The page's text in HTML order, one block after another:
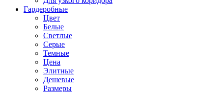
Гардеробные
Цвет
Белые
Светлые
Серые
Темные
Цена
Элитные
Дешевые
Размеры